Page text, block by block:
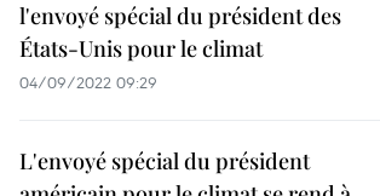
l'envoyé spécial du président des
États-Unis pour le climat
04/09/2022 09:29
L'envoyé spécial du président